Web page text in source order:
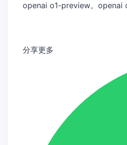
openai o1-preview。openai
分享更多